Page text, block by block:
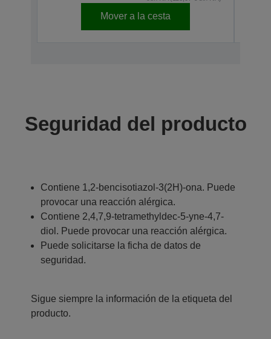
Mover a la cesta
Seguridad del producto
Contiene 1,2-bencisotiazol-3(2H)-ona. Puede
provocar una reacción alérgica.
Contiene 2,4,7,9-tetramethyldec-5-yne-4,7-
diol. Puede provocar una reacción alérgica.
Puede solicitarse la ficha de datos de
seguridad.
Sigue siempre la información de la etiqueta del
producto.